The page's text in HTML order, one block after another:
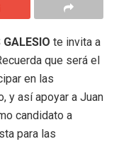
te invita a
que será el
en las
y así apoyar a Juan
candidato a
para las